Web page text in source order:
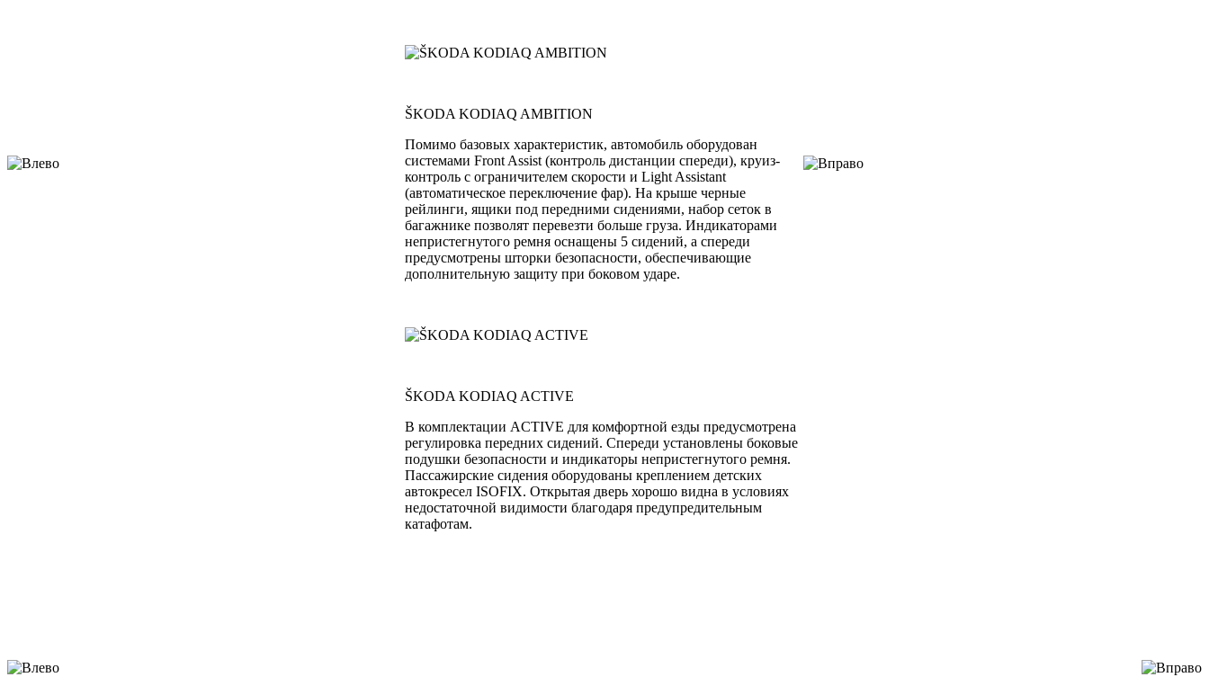
ŠKODA KODIAQ AMBITION
Помимо базовых характеристик, автомобиль оборудован
системами Front Assist (контроль дистанции спереди), круиз-
контроль с ограничителем скорости и Light Assistant
(автоматическое переключение фар). На крыше черные
рейлинги, ящики под передними сидениями, набор сеток в
багажнике позволят перевезти больше груза. Индикаторами
непристегнутого ремня оснащены 5 сидений, а спереди
предусмотрены шторки безопасности, обеспечивающие
дополнительную защиту при боковом ударе.
ŠKODA KODIAQ ACTIVE
В комплектации ACTIVE для комфортной езды предусмотрена
регулировка передних сидений. Спереди установлены боковые
подушки безопасности и индикаторы непристегнутого ремня.
Пассажирские сидения оборудованы креплением детских
автокресел ISOFIX. Открытая дверь хорошо видна в условиях
недостаточной видимости благодаря предупредительным
катафотам.